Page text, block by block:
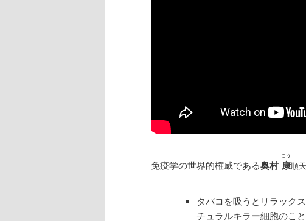
免疫学の世界的権威である奥村 康
こう
順
タバコを吸うとリラック
チュラルキラー細胞のこ